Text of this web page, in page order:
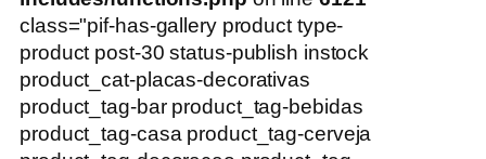
class="pif-has-gallery product type-
product post-30 status-publish instock
product_cat-placas-decorativas
product_tag-bar product_tag-bebidas
product_tag-casa product_tag-cerveja